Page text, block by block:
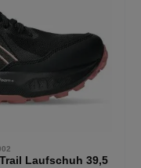
Laufschuh 39,5